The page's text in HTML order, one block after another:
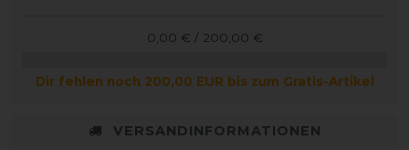
0,00 € / 200,00 €
Dir fehlen noch 200,00 EUR bis zum Gratis-Artikel
VERSANDINFORMATIONEN